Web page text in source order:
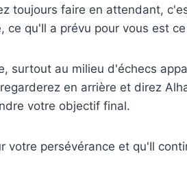
toujours faire en attendant,
ce qu'Il a prévu pour vous est
surtout au milieu d'échecs
en arrière et direz
votre objectif final.
votre persévérance et qu'Il